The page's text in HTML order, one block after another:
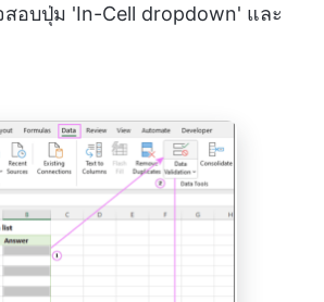
อบปุ่ม 'In-Cell dropdown' และ